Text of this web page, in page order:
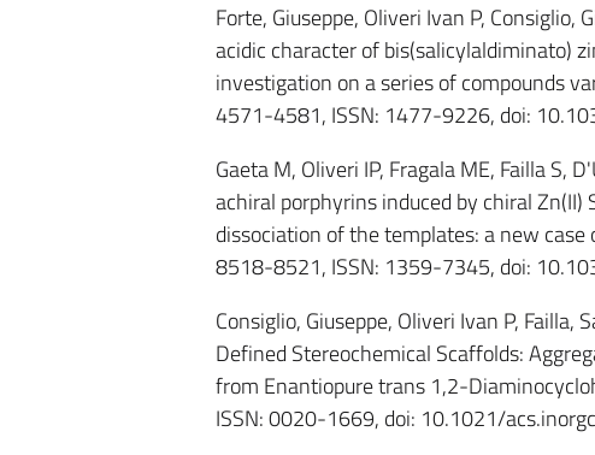
Forte, Giuseppe, Oliveri Ivan P, Consiglio,
acidic character of bis(salicylaldiminato)
investigation on a series of compounds
4571-4581, ISSN: 1477-9226, doi:
Gaeta M, Oliveri IP, Fragala ME, Failla S,
achiral porphyrins induced by chiral
dissociation of the templates: a new
8518-8521, ISSN: 1359-7345, doi:
Consiglio, Giuseppe, Oliveri Ivan P,
Defined Stereochemical Scaffolds:
from Enantiopure trans 1,2-
ISSN: 0020-1669, doi: 10.1021/